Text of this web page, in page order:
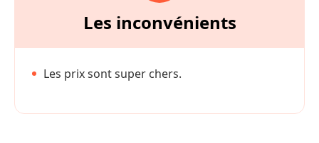
Les inconvénients
Les prix sont super chers.